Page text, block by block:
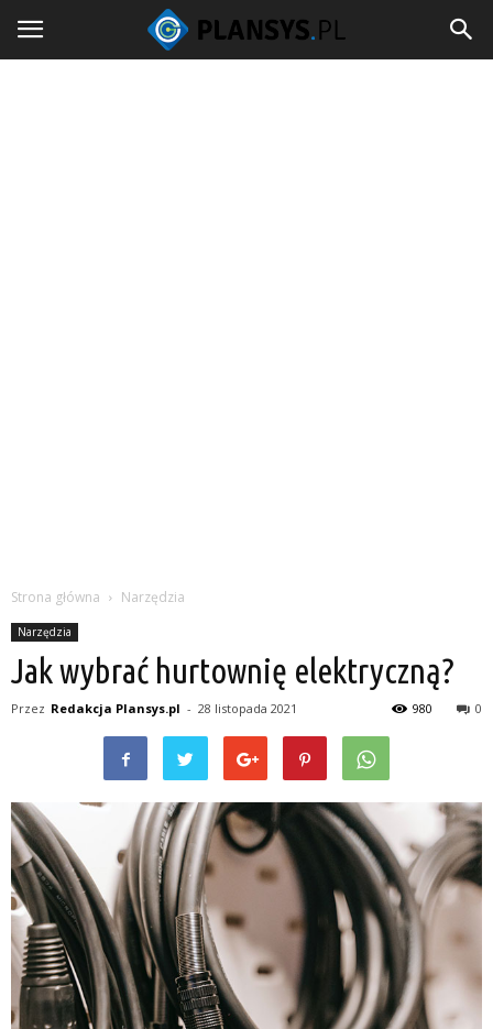
Strona główna Narzędzia
Narzędzia
Jak wybrać hurtownię elektryczną?
Przez Redakcja Plansys.pl - 28 listopada 2021 0
980